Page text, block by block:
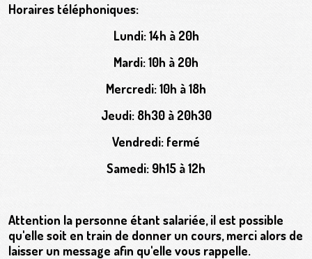
Horaires téléphoniques:
Lundi: 14h à 20h
Mardi: 10h à 20h
Mercredi: 10h à 18h
Jeudi: 8h30 à 20h30
Vendredi: fermé
Samedi: 9h15 à 12h
Attention la personne étant salariée, il est possible
qu'elle soit en train de donner un cours, merci alors de
laisser un message afin qu'elle vous rappelle.